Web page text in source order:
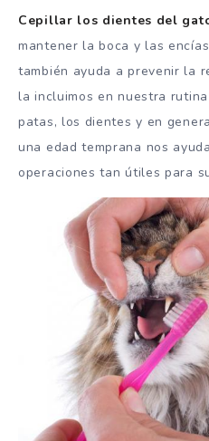
Cepillar los dientes del
mantener la boca y las
también ayuda a prevenir la
la incluimos en nuestra
patas, los dientes y en
una edad temprana nos
operaciones tan útiles para